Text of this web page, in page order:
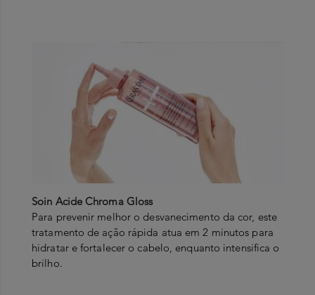
Soin Acide Chroma Gloss
Para prevenir melhor o desvanecimento da cor, este
tratamento de ação rápida atua em 2 minutos para
hidratar e fortalecer o cabelo, enquanto intensifica o
brilho.